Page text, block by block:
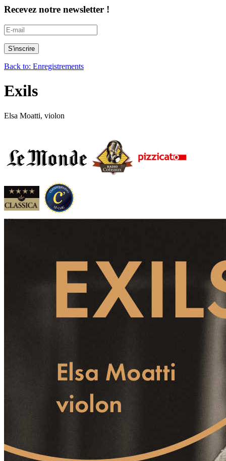
Recevez notre newsletter !
Back to: Enregistrements
Exils
Elsa Moatti, violon